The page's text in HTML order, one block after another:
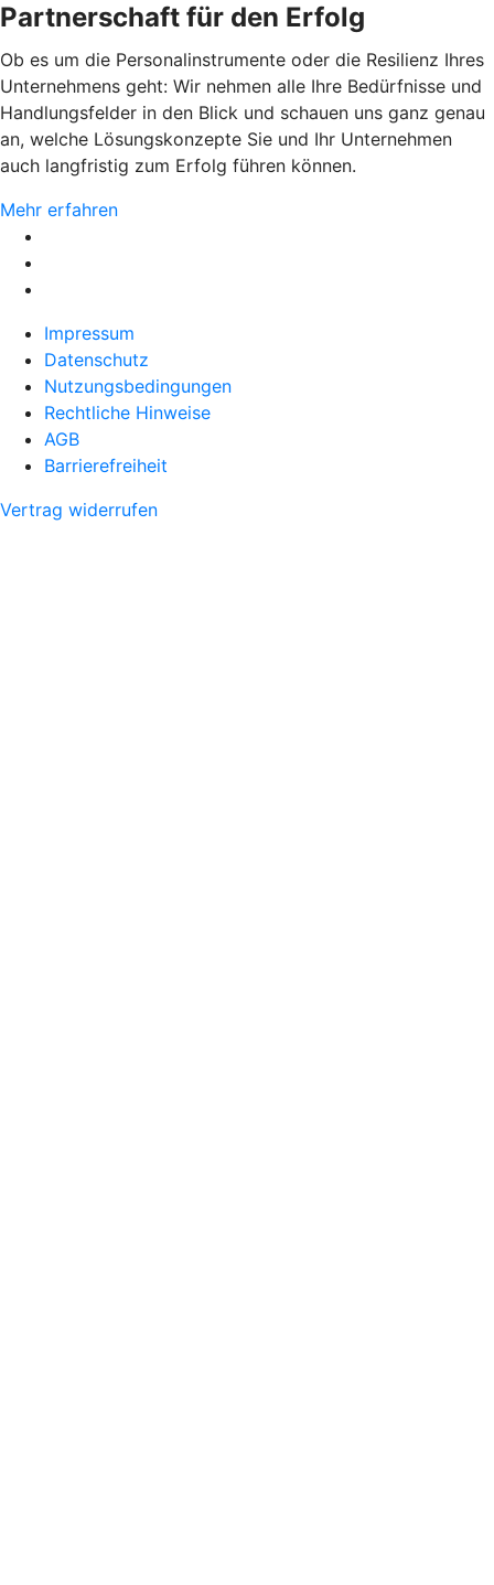
Partnerschaft für den Erfolg
Ob es um die Personalinstrumente oder die Resilienz Ihres
Unternehmens geht: Wir nehmen alle Ihre Bedürfnisse und
Handlungsfelder in den Blick und schauen uns ganz genau
an, welche Lösungskonzepte Sie und Ihr Unternehmen
auch langfristig zum Erfolg führen können.
Mehr erfahren
Impressum
Datenschutz
Nutzungsbedingungen
Rechtliche Hinweise
AGB
Barrierefreiheit
Vertrag widerrufen